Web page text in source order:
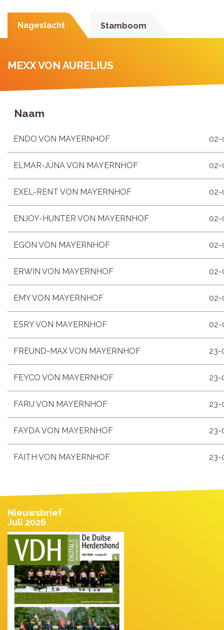
Nageslacht Stamboom
MEXX VON AURELIUS
Naam
ENDO VON MAYERNHOF 02-
ELMAR-JÜNA VON MAYERNHOF 02-
EXEL-RENT VON MAYERNHOF 02-
ENJOY-HUNTER VON MAYERNHOF 02-
EGON VON MAYERNHOF 02-
ERWIN VON MAYERNHOF 02-
EMY VON MAYERNHOF 02-
ESRY VON MAYERNHOF 02-
FREUND-MAX VON MAYERNHOF 23-
FEYCO VON MAYERNHOF 23-
FARU VON MAYERNHOF 23-
FAYDA VON MAYERNHOF 23-
FAITH VON MAYERNHOF 23-
Nieuwsbrief
Juli 2026